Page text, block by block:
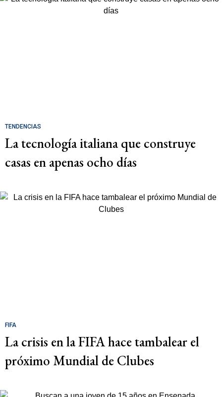
TENDENCIAS
La tecnología italiana que construye
casas en apenas ocho días
FIFA
La crisis en la FIFA hace tambalear el
próximo Mundial de Clubes